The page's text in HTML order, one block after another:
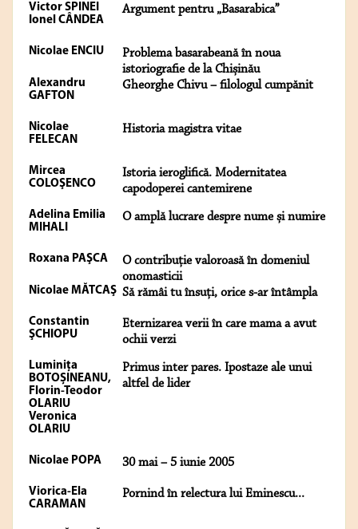
Victor SPINEI
Ionel CÂNDEA
Argument pentru „Basarabica”
Nicolae ENCIU
Problema basarabeană în noua
istoriografie de la Chișinău
Alexandru
GAFTON
Gheorghe Chivu – filologul cumpănit
Nicolae
FELECAN
Historia magistra vitae
Mircea
COLOŞENCO
Istoria ieroglifică. Modernitatea
capodoperei cantemirene
Adelina Emilia
MIHALI
O amplă lucrare despre nume și numire
Roxana PAŞCA
O contribuție valoroasă în domeniul
onomasticii
Nicolae MĂTCAŞ Să rămâi tu însuți, orice s-ar întâmpla
Constantin
ŞCHIOPU
Eternizarea verii în care mama a avut
ochii verzi
Luminița
BOTOȘINEANU,
Florin-Teodor
OLARIU
Veronica
OLARIU
Primus inter pares. Ipostaze ale unui
altfel de lider
Nicolae POPA 30 mai – 5 iunie 2005
Viorica-Ela
CARAMAN
Pornind în relectura lui Eminescu...